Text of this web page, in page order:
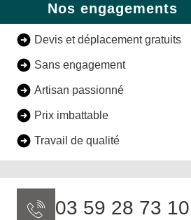
Nos engagements
Devis et déplacement gratuits
Sans engagement
Artisan passionné
Prix imbattable
Travail de qualité
03 59 28 73 10